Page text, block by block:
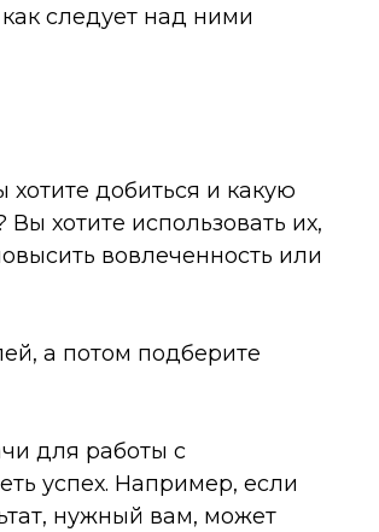
следует над ними
добиться и какую
хотите использовать их,
вовлеченность или
а потом подберите
для работы с
успех. Например, если
нужный вам, может